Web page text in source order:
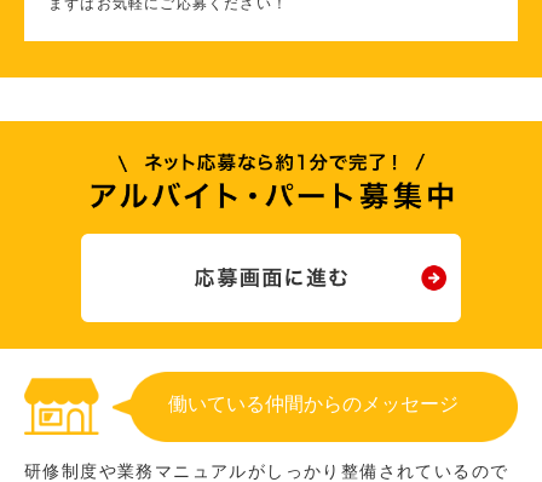
働いている仲間からのメッセージ
研修制度や業務マニュアルがしっかり整備されているので